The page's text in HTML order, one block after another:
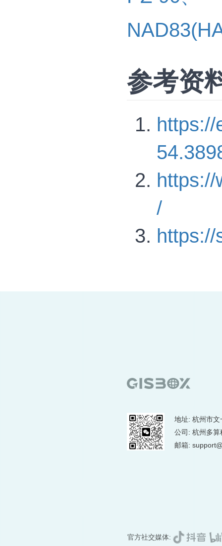
参考资
https://
https://
/
https://
地址: 杭州市
公司: 杭州多
邮箱:
官方社交媒体: